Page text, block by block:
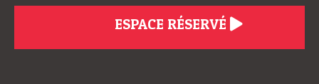
ESPACE RÉSERVÉ